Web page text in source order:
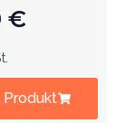
€
Produkt